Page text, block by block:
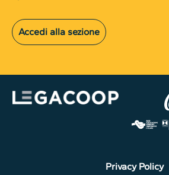
Accedi alla sezione
Privacy Policy